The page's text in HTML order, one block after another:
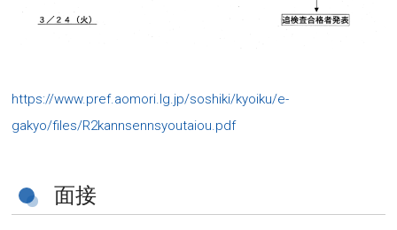
https://www.pref.aomori.lg.jp/soshiki/kyoiku/e-
gakyo/files/R2kannsennsyoutaiou.pdf
面接